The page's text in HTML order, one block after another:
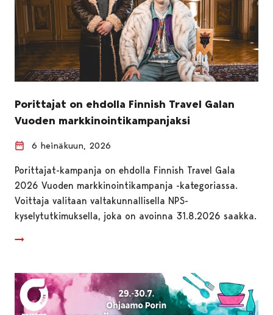
Porittajat on ehdolla Finnish Travel Galan
Vuoden markkinointikampanjaksi
6 heinäkuun, 2026
Porittajat-kampanja on ehdolla Finnish Travel Gala
2026 Vuoden markkinointikampanja -kategoriassa.
Voittaja valitaan valtakunnallisella NPS-
kyselytutkimuksella, joka on avoinna 31.8.2026 saakka.